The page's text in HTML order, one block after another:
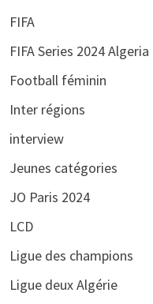
FIFA
FIFA Series 2024 Algeria
Football féminin
Inter régions
interview
Jeunes catégories
JO Paris 2024
LCD
Ligue des champions
Ligue deux Algérie